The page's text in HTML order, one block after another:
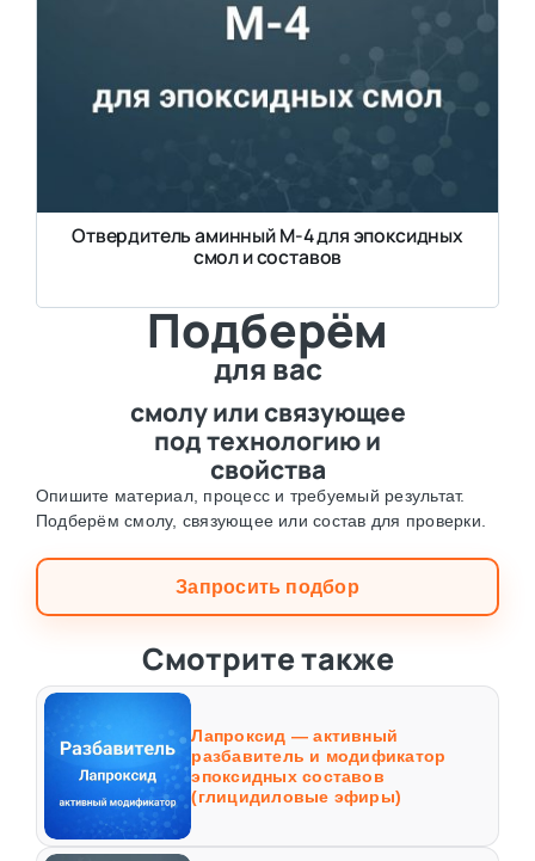
Отвердитель аминный М-4 для эпоксидных
смол и составов
Подберём
для вас
смолу или связующее
под технологию и
свойства
Опишите материал, процесс и требуемый результат.
Подберём смолу, связующее или состав для проверки.
Запросить подбор
Смотрите также
Лапроксид — активный
разбавитель и модификатор
эпоксидных составов
(глицидиловые эфиры)